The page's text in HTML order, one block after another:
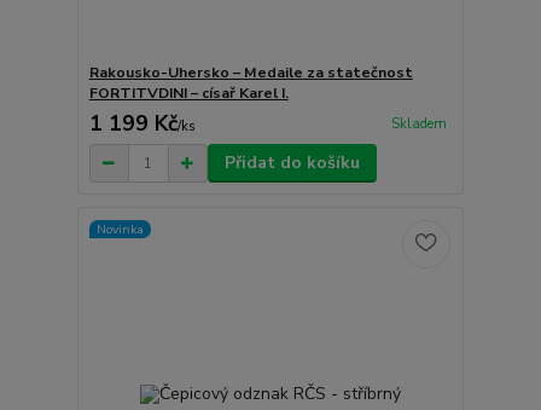
Rakousko-Uhersko – Medaile za statečnost
FORTITVDINI – císař Karel I.
1 199 Kč/ks Skladem
Přidat do košíku
Novinka